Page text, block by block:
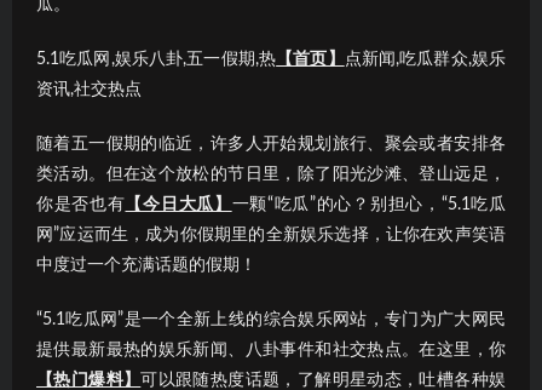
瓜。
5.1吃瓜网,娱乐八卦,五一假期,热 【首页】
点新闻,吃瓜群众,娱乐
资讯,社交热点
随着五一假期的临近，许多人开始规划旅行、聚会或者安排各
类活动。但在这个放松的节日里，除了阳光沙滩、登山远足，
你是否也有 【今日大瓜】 一颗“吃瓜”的心？别担心，“5.1吃瓜
网”应运而生，成为你假期里的全新娱乐选择，让你在欢声笑语
中度过一个充满话题的假期！
“5.1吃瓜网”是一个全新上线的综合娱乐网站，专门为广大网民
提供最新最热的娱乐新闻、八卦事件和社交热点。在这里，你
【热门爆料】可以跟随热度话题，了解明星动态，吐槽各种娱